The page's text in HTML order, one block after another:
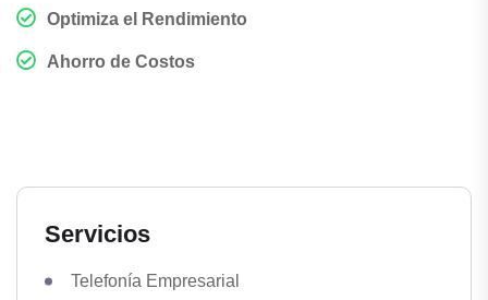
Servicios
Telefonía Empresarial
Optimiza el Rendimiento
Ahorro de Costos